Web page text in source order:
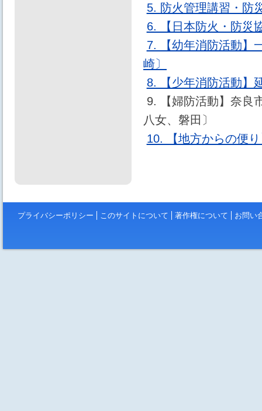
5. 防火管理講習・防
6. 【日本防火・防災
7. 【幼年消防活動】
崎〕
8. 【少年消防活動】
9. 【婦防活動】奈良
八女、磐田〕
10. 【地方からの便
プライバシーポリシー このサイトについて 著作権について お問い